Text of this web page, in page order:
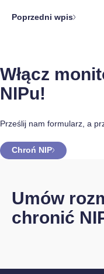
Poprzedni wpis
Włącz
NIPu!
Prześlij nam formularz, a
Chroń NIP
Umów
chronić